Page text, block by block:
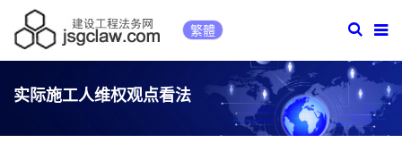
繁體
实际施工人维权观点看法